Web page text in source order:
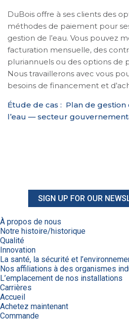
DuBois offre à ses clients des
méthodes de paiement pour
gestion de l’eau. Vous pouvez
facturation mensuelle, des
pluriannuels ou des options de
Nous travaillerons avec vous
besoins de financement et
Étude de cas : Plan de
l’eau — secteur
SIGN UP FOR OUR
À propos de nous
Notre histoire/historique
Qualité
Innovation
La santé, la sécurité et
Nos affiliations à des organismes
L’emplacement de nos installations
Carrières
Accueil
Achetez maintenant
Commande